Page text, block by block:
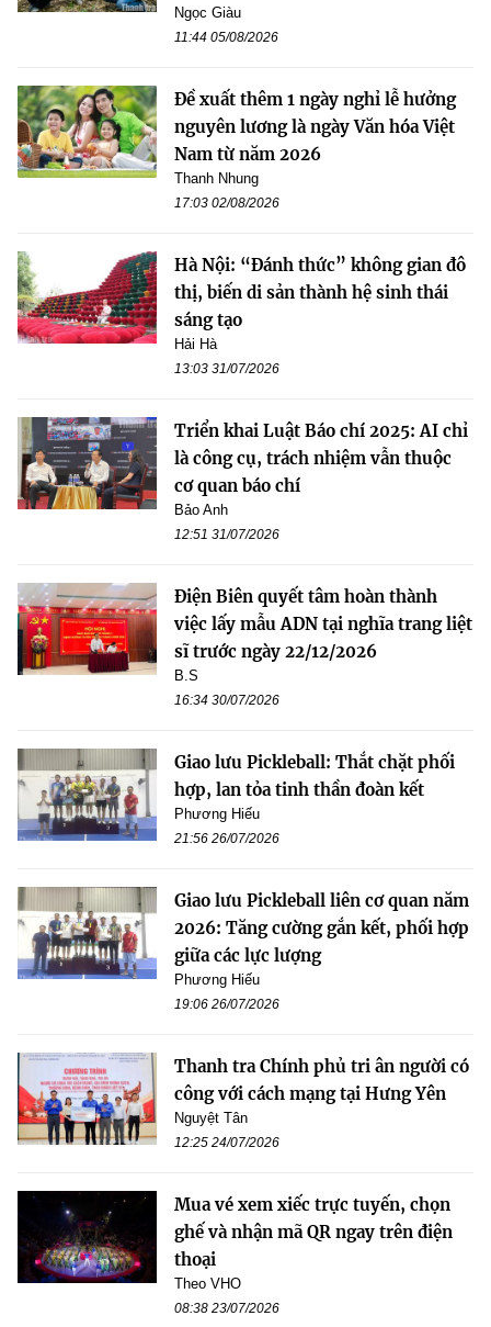
Ngọc Giàu
11:44 05/08/2026
Đề xuất thêm 1 ngày nghỉ lễ hưởng
nguyên lương là ngày Văn hóa Việt
Nam từ năm 2026
Thanh Nhung
17:03 02/08/2026
Hà Nội: “Đánh thức” không gian đô
thị, biến di sản thành hệ sinh thái
sáng tạo
Hải Hà
13:03 31/07/2026
Triển khai Luật Báo chí 2025: AI chỉ
là công cụ, trách nhiệm vẫn thuộc
cơ quan báo chí
Bảo Anh
12:51 31/07/2026
Điện Biên quyết tâm hoàn thành
việc lấy mẫu ADN tại nghĩa trang liệt
sĩ trước ngày 22/12/2026
B.S
16:34 30/07/2026
Giao lưu Pickleball: Thắt chặt phối
hợp, lan tỏa tinh thần đoàn kết
Phương Hiếu
21:56 26/07/2026
Giao lưu Pickleball liên cơ quan năm
2026: Tăng cường gắn kết, phối hợp
giữa các lực lượng
Phương Hiếu
19:06 26/07/2026
Thanh tra Chính phủ tri ân người có
công với cách mạng tại Hưng Yên
Nguyệt Tân
12:25 24/07/2026
Mua vé xem xiếc trực tuyến, chọn
ghế và nhận mã QR ngay trên điện
thoại
Theo VHO
08:38 23/07/2026